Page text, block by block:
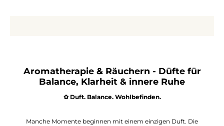
Aromatherapie & Räuchern - Düfte für
Balance, Klarheit & innere Ruhe
✿ Duft. Balance. Wohlbefinden.
Manche Momente beginnen mit einem einzigen Duft. Die